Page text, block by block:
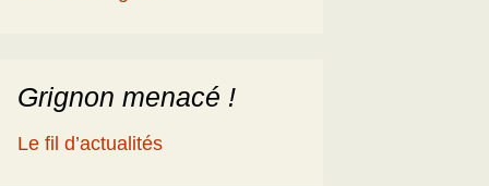
et les fossiles
Grignon menacé !
Le fil d’actualités